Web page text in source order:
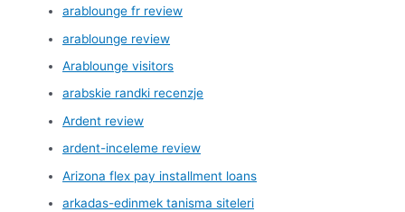
arablounge fr review
arablounge review
Arablounge visitors
arabskie randki recenzje
Ardent review
ardent-inceleme review
Arizona flex pay installment loans
arkadas-edinmek tanisma siteleri